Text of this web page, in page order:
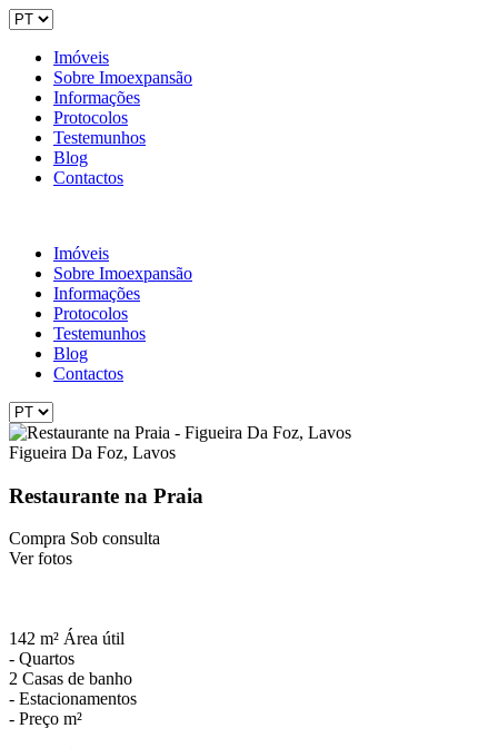
Imóveis
Sobre Imoexpansão
Informações
Protocolos
Testemunhos
Blog
Contactos
Imóveis
Sobre Imoexpansão
Informações
Protocolos
Testemunhos
Blog
Contactos
Figueira Da Foz, Lavos
Restaurante na Praia
Compra Sob consulta
Ver fotos
142 m² Área útil
- Quartos
2 Casas de banho
- Estacionamentos
- Preço m²